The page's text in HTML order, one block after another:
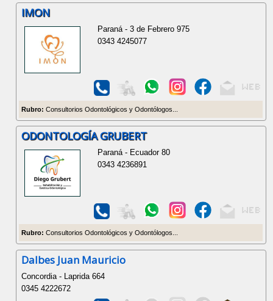
IMON
Paraná - 3 de Febrero 975
0343 4245077
Rubro: Consultorios Odontológicos y Odontólogos...
ODONTOLOGÍA GRUBERT
Paraná - Ecuador 80
0343 4236891
Rubro: Consultorios Odontológicos y Odontólogos...
Dalbes Juan Mauricio
Concordia - Laprida 664
0345 4222672